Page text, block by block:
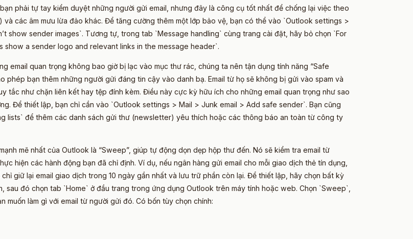
phải tự tay kiểm duyệt những người gửi email, nhưng đây là công cụ tốt nhất để chống lại việc theo
và các âm mưu lừa đảo khác. Để tăng cường thêm một lớp bảo vệ, bạn có thể vào `Outlook settings >
show sender images`. Tương tự, trong tab `Message handling` cùng trang cài đặt, hãy bỏ chọn `For
show a sender logo and relevant links in the message header`.
email quan trọng không bao giờ bị lạc vào mục thư rác, chúng ta nên tận dụng tính năng “Safe
phép bạn thêm những người gửi đáng tin cậy vào danh bạ. Email từ họ sẽ không bị gửi vào spam và
tắc như chặn liên kết hay tệp đính kèm. Điều này cực kỳ hữu ích cho những email quan trọng như sao
Để thiết lập, bạn chỉ cần vào `Outlook settings > Mail > Junk email > Add safe sender`. Bạn cũng
lists` để thêm các danh sách gửi thư (newsletter) yêu thích hoặc các thông báo an toàn từ công ty
mẽ nhất của Outlook là “Sweep”, giúp tự động dọn dẹp hộp thư đến. Nó sẽ kiểm tra email từ
hiện các hành động bạn đã chỉ định. Ví dụ, nếu ngân hàng gửi email cho mỗi giao dịch thẻ tín dụng,
giữ lại email giao dịch trong 10 ngày gần nhất và lưu trữ phần còn lại. Để thiết lập, hãy chọn bất kỳ
sau đó chọn tab `Home` ở đầu trang trong ứng dụng Outlook trên máy tính hoặc web. Chọn `Sweep`,
muốn làm gì với email từ người gửi đó. Có bốn tùy chọn chính: